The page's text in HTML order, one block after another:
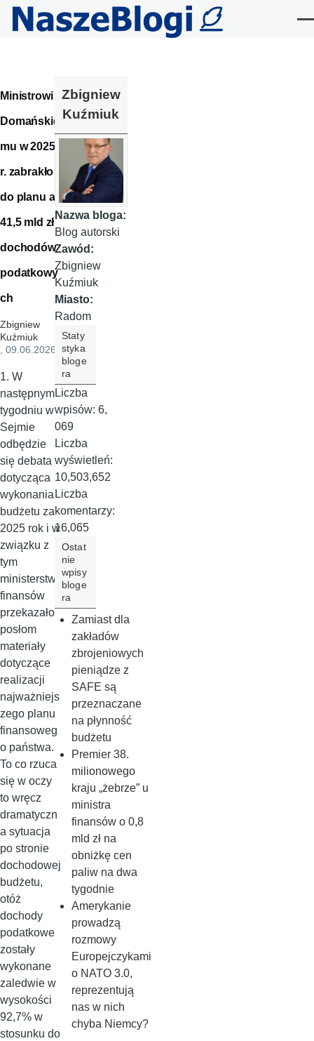
Przejdź do treści
Ministrowi
Domańskie
mu w 2025
r. zabrakło
do planu aż
41,5 mld zł
dochodów
podatkowy
ch
Zbigniew
Kuźmiuk
, 09.06.2026
1. W
następnym
tygodniu w
Sejmie
odbędzie
się debata
dotycząca
wykonania
budżetu za
2025 rok i w
związku z
tym
ministerstwo
finansów
przekazało
posłom
materiały
dotyczące
realizacji
najważniejs
zego planu
finansoweg
o państwa.
To co rzuca
się w oczy
to wręcz
dramatyczn
a sytuacja
po stronie
dochodowej
budżetu,
otóż
dochody
podatkowe
zostały
wykonane
zaledwie w
wysokości
92,7% w
stosunku do
Zbigniew
Kuźmiuk
Nazwa bloga:
Blog autorski
Zawód:
Zbigniew
Kuźmiuk
Miasto:
Radom
Staty
styka
bloge
ra
Liczba
wpisów: 6,
069
Liczba
wyświetleń:
10,503,652
Liczba
komentarzy:
16,065
Ostat
nie
wpisy
bloge
ra
Zamiast dla
zakładów
zbrojeniowych
pieniądze z
SAFE są
przeznaczane
na płynność
budżetu
Premier 38.
milionowego
kraju „żebrze” u
ministra
finansów o 0,8
mld zł na
obniżkę cen
paliw na dwa
tygodnie
Amerykanie
prowadzą
rozmowy
Europejczykami
o NATO 3.0,
reprezentują
nas w nich
chyba Niemcy?